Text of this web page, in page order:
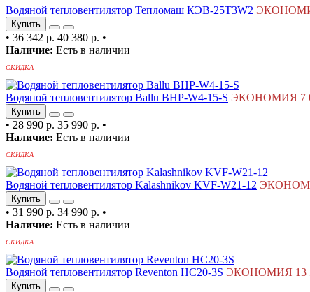
Водяной тепловентилятор Тепломаш КЭВ-25T3W2
Купить
• 36 342 р. 40 380 р. •
Наличие: Есть в наличии
СКИДКА
Водяной тепловентилятор Ballu BHP-W4-15-S ЭКОНОМИЯ 7
Купить
• 28 990 р. 35 990 р. •
Наличие: Есть в наличии
СКИДКА
Водяной тепловентилятор Kalashnikov KVF-W21-12
Купить
• 31 990 р. 34 990 р. •
Наличие: Есть в наличии
СКИДКА
Водяной тепловентилятор Reventon HC20-3S ЭКОНОМИЯ 13
Купить